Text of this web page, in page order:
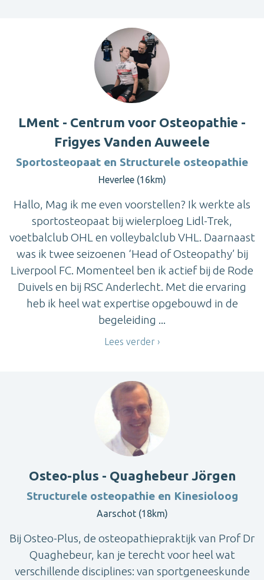
LMent - Centrum voor Osteopathie -
Frigyes Vanden Auweele
Sportosteopaat en Structurele osteopathie
Heverlee (16km)
Hallo, Mag ik me even voorstellen? Ik werkte als
sportosteopaat bij wielerploeg Lidl-Trek,
voetbalclub OHL en volleybalclub VHL. Daarnaast
was ik twee seizoenen ‘Head of Osteopathy’ bij
Liverpool FC. Momenteel ben ik actief bij de Rode
Duivels en bij RSC Anderlecht. Met die ervaring
heb ik heel wat expertise opgebouwd in de
begeleiding ...
Lees verder
Osteo-plus - Quaghebeur Jörgen
Structurele osteopathie en Kinesioloog
Aarschot (18km)
Bij Osteo-Plus, de osteopathiepraktijk van Prof Dr
Quaghebeur, kan je terecht voor heel wat
verschillende disciplines: van sportgeneeskunde